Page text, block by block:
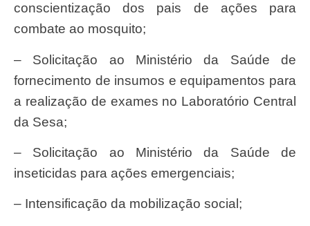
conscientização dos pais de ações para
combate ao mosquito;
– Solicitação ao Ministério da Saúde de
fornecimento de insumos e equipamentos para
a realização de exames no Laboratório Central
da Sesa;
– Solicitação ao Ministério da Saúde de
inseticidas para ações emergenciais;
– Intensificação da mobilização social;